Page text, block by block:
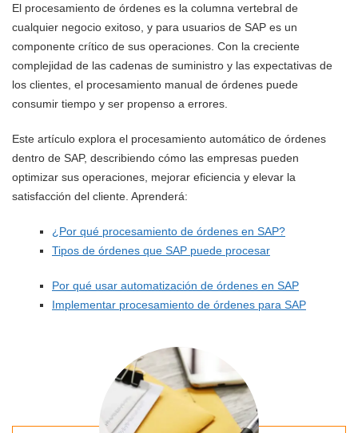
El procesamiento de órdenes es la columna vertebral de
cualquier negocio exitoso, y para usuarios de SAP es un
componente crítico de sus operaciones. Con la creciente
complejidad de las cadenas de suministro y las expectativas de
los clientes, el procesamiento manual de órdenes puede
consumir tiempo y ser propenso a errores.
Este artículo explora el procesamiento automático de órdenes
dentro de SAP, describiendo cómo las empresas pueden
optimizar sus operaciones, mejorar eficiencia y elevar la
satisfacción del cliente. Aprenderá:
¿Por qué procesamiento de órdenes en SAP?
Tipos de órdenes que SAP puede procesar
Por qué usar automatización de órdenes en SAP
Implementar procesamiento de órdenes para SAP